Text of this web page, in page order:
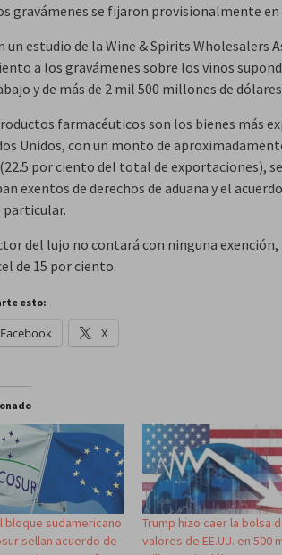
gravámenes se fijaron provisionalmente
un estudio de la Wine & Spirits Wholesalers
a los gravámenes sobre los vinos
y de más de 2 mil 500 millones de
farmacéuticos son los bienes más
Unidos, con un monto de
por ciento del total de exportaciones),
exentos de derechos de aduana y el
del lujo no contará con ninguna
de 15 por ciento.
esto:
Facebook X
bloque sudamericano
sellan acuerdo de
Trump hizo caer la bolsa
valores de EE.UU. en 500